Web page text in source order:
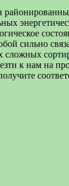
сильно
сложных
к нам на